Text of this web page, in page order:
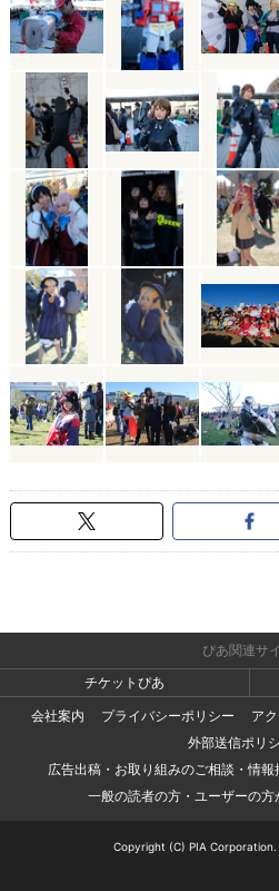
ぴあ関連サ
チケットぴあ
会社案内
プライバシーポリシー
ア
外部送信ポリ
広告出稿・お取り組みのご相談・情
一般の読者の方・ユーザーの
Copyright (C) PIA Corporation.